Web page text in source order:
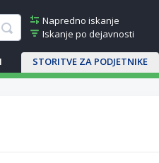
Napredno iskanje
Iskanje po dejavnosti
STORITVE ZA PODJETNIKE